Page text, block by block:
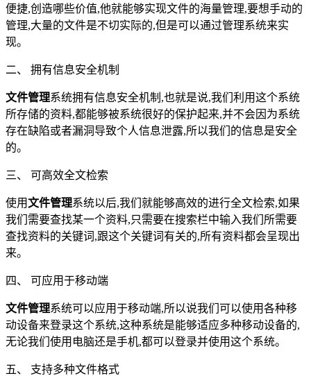
便捷,创造哪些价值,他就能够实现文件的海量管理,要想手动的
管理,大量的文件是不切实际的,但是可以通过管理系统来实
现。
二、 拥有信息安全机制
文件管理系统拥有信息安全机制,也就是说,我们利用这个系统
所存储的资料,都能够被系统很好的保护起来,并不会因为系统
存在缺陷或者漏洞导致个人信息泄露,所以我们的信息是安全
的。
三、 可高效全文检索
使用文件管理系统以后,我们就能够高效的进行全文检索,如果
我们需要查找某一个资料,只需要在搜索栏中输入我们所需要
查找资料的关键词,跟这个关键词有关的,所有资料都会呈现出
来。
四、 可应用于移动端
文件管理系统可以应用于移动端,所以说我们可以使用各种移
动设备来登录这个系统,这种系统是能够适应多种移动设备的,
无论我们使用电脑还是手机,都可以登录并使用这个系统。
五、 支持多种文件格式